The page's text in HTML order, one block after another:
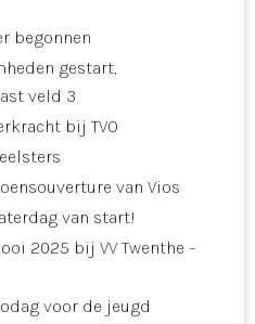
begonnen
gestart,
veld 3
bij TVO
van Vios
van start!
2025 bij VV Twenthe –
voor de jeugd